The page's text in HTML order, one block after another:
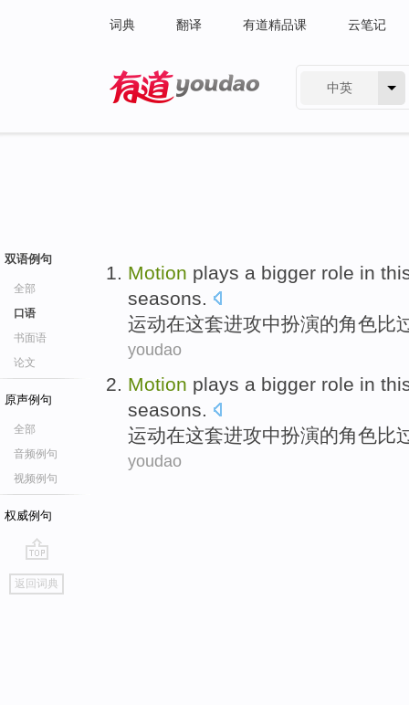
词典 翻译 有道精品课 云笔记
中英
双语例句
全部
口语
书面语
论文
原声例句
全部
音频例句
视频例句
权威例句
go
top
返回词典
Motion plays a bigger role in
seasons.
运动在这套进攻中扮演的角色比
youdao
Motion plays a bigger role in
seasons.
运动在这套进攻中扮演的角色比
youdao